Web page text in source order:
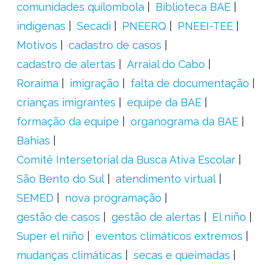
comunidades quilombola
Biblioteca BAE
indígenas
Secadi PNEERQ
PNEEI-TEE
Motivos
cadastro de casos
cadastro de alertas
Arraial do Cabo
Roraima
imigração
falta de documentação
crianças imigrantes
equipe da BAE
formação da equipe
organograma da BAE
Bahias
Comitê Intersetorial da Busca Ativa Escolar
São Bento do Sul
atendimento virtual
SEMED
nova programação
gestão de casos
gestão de alertas
El niño
Super el niño
eventos climáticos extremos
mudanças climáticas
secas e queimadas